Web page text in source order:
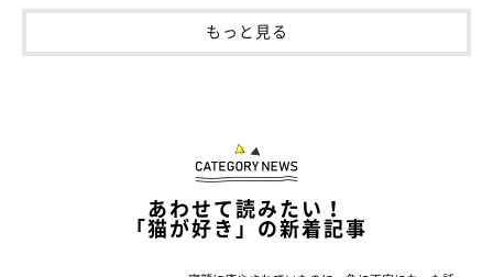
もっと見る
あわせて読みたい！
「猫が好き」の新着記事